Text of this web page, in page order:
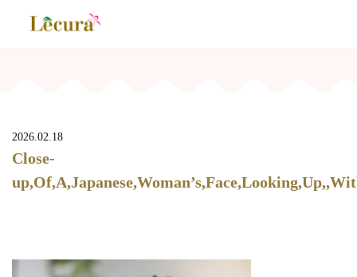
2026.02.18
Close-